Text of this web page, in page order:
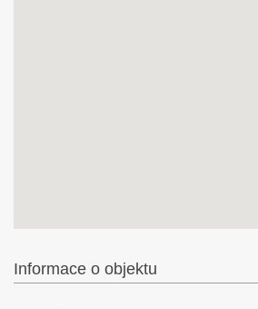
Informace o objektu